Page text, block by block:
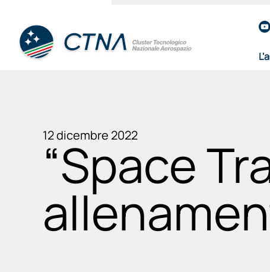
12 dicembre 2022
“Space